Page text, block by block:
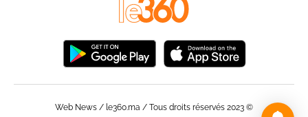
© Web News / le360.ma / Tous droits réservés 2023